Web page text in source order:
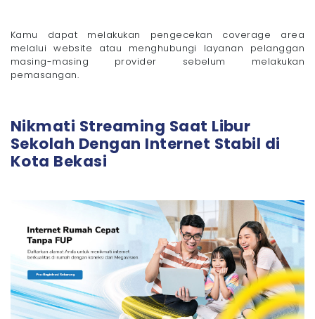
Kamu dapat melakukan pengecekan coverage area
melalui website atau menghubungi layanan pelanggan
masing-masing provider sebelum melakukan
pemasangan.
Nikmati Streaming Saat Libur
Sekolah Dengan Internet Stabil di
Kota Bekasi